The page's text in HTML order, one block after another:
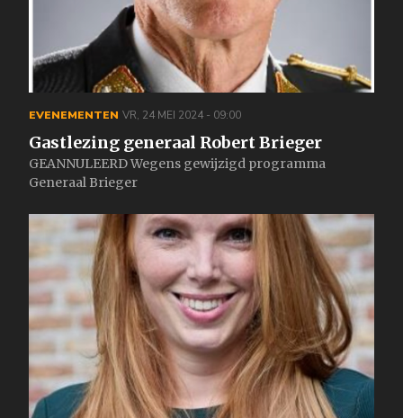
EVENEMENTEN VR, 24 MEI 2024 - 09:00
Gastlezing generaal Robert Brieger
GEANNULEERD Wegens gewijzigd programma
Generaal Brieger